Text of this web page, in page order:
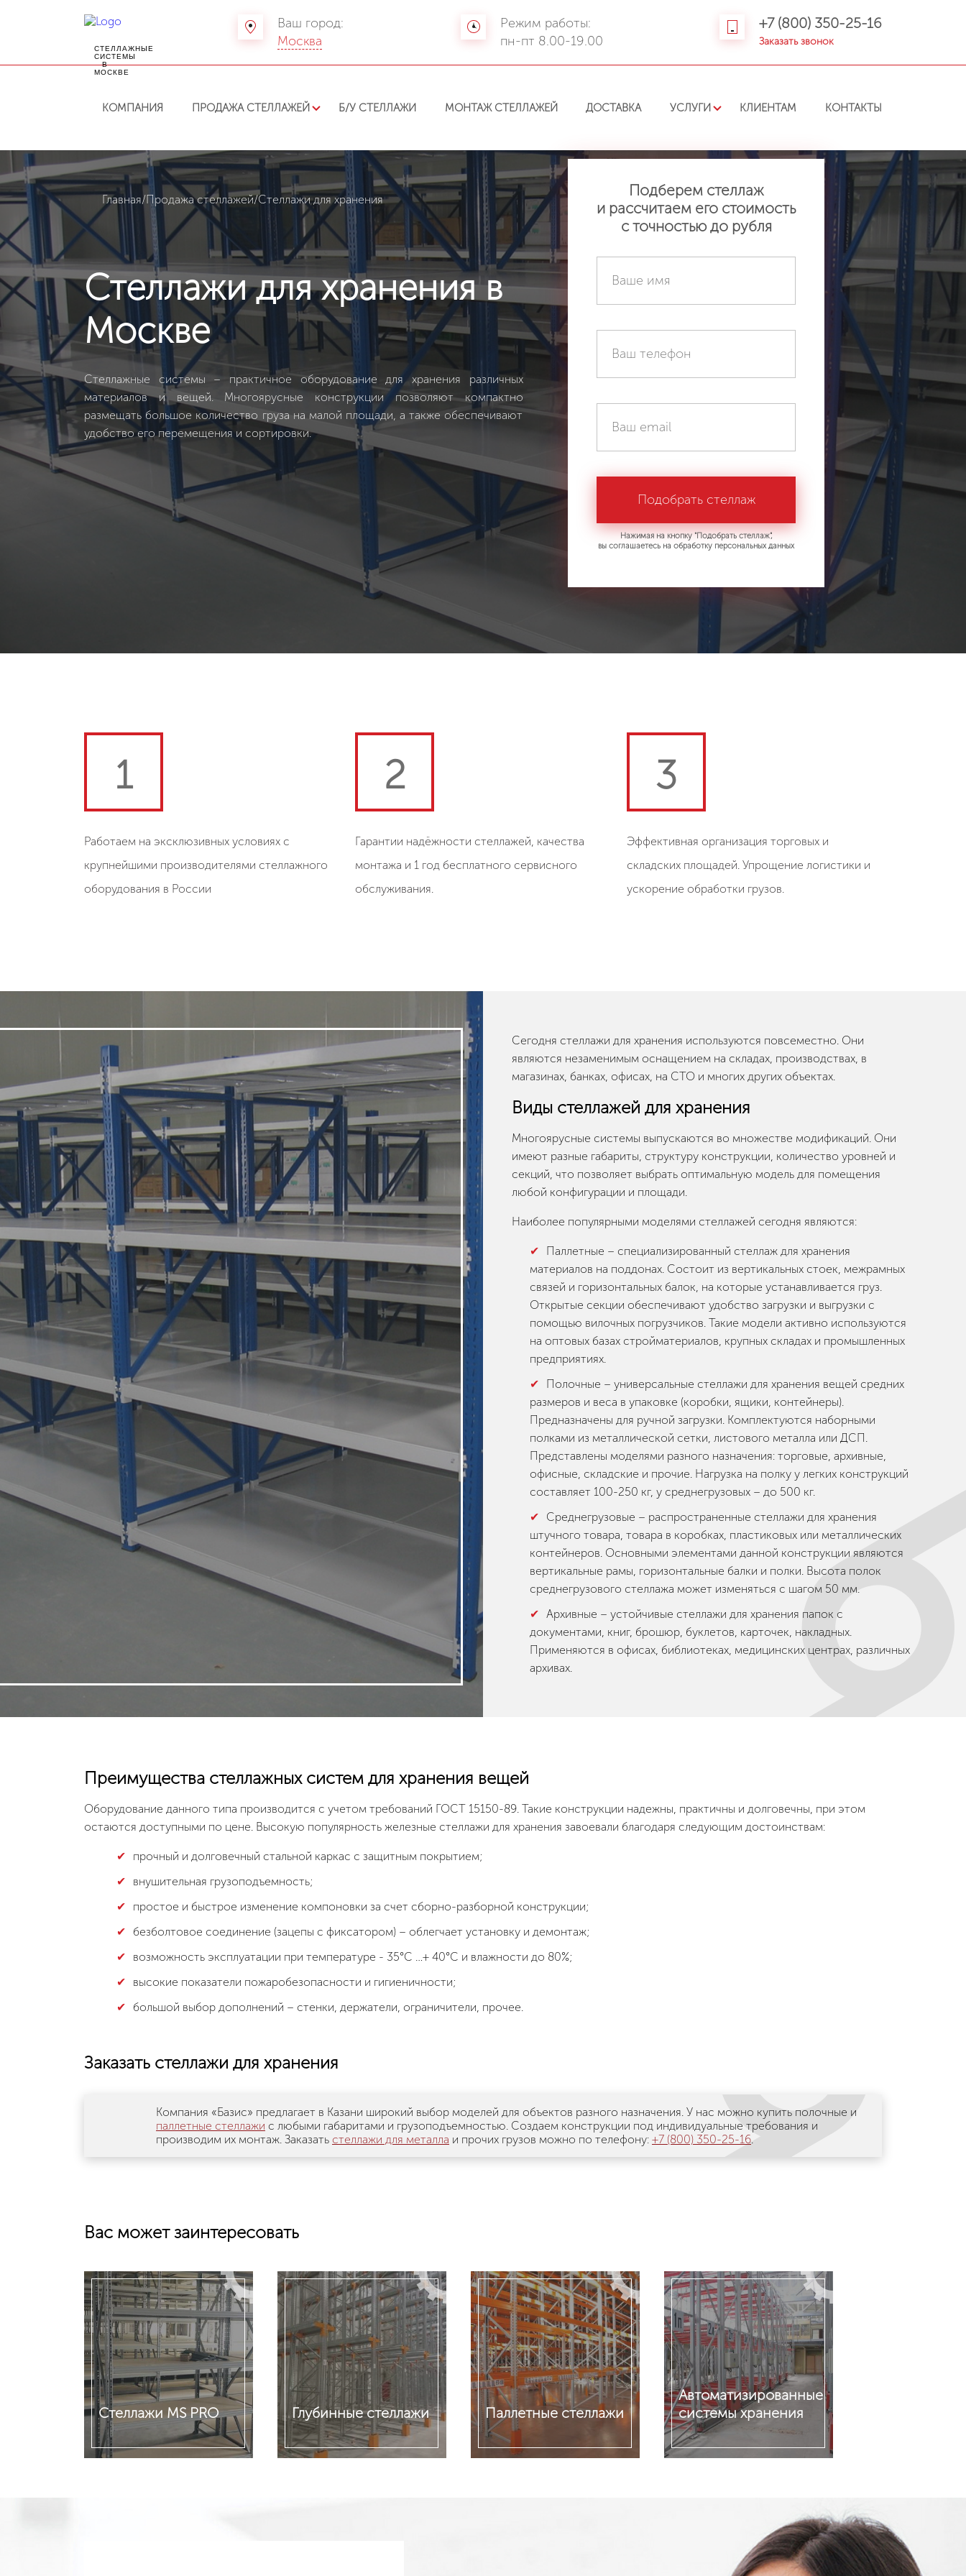
СТЕЛЛАЖНЫЕ
СИСТЕМЫ
В
МОСКВЕ
Ваш город:
Москва
Режим работы:
пн-пт 8.00-19.00
+7 (800) 350-25-16
Заказать звонок
КОМПАНИЯ ПРОДАЖА СТЕЛЛАЖЕЙ Б/У СТЕЛЛАЖИ МОНТАЖ СТЕЛЛАЖЕЙ ДОСТАВКА УСЛУГИ КЛИЕНТАМ КОНТАКТЫ
Главная/Продажа стеллажей/Стеллажи для хранения
Стеллажи для хранения в
Москве
Стеллажные системы – практичное оборудование для хранения различных
материалов и вещей. Многоярусные конструкции позволяют компактно
размещать большое количество груза на малой площади, а также обеспечивают
удобство его перемещения и сортировки.
Подберем стеллаж
и рассчитаем его стоимость
с точностью до рубля
Нажимая на кнопку "Подобрать стеллаж",
вы соглашаетесь на обработку персональных данных
1
Работаем на эксклюзивных условиях с
крупнейшими производителями стеллажного
оборудования в России
2
Гарантии надёжности стеллажей, качества
монтажа и 1 год бесплатного сервисного
обслуживания.
3
Эффективная организация торговых и
складских площадей. Упрощение логистики и
ускорение обработки грузов.
Сегодня стеллажи для хранения используются повсеместно. Они
являются незаменимым оснащением на складах, производствах, в
магазинах, банках, офисах, на СТО и многих других объектах.
Виды стеллажей для хранения
Многоярусные системы выпускаются во множестве модификаций. Они
имеют разные габариты, структуру конструкции, количество уровней и
секций, что позволяет выбрать оптимальную модель для помещения
любой конфигурации и площади.
Наиболее популярными моделями стеллажей сегодня являются:
Паллетные – специализированный стеллаж для хранения
материалов на поддонах. Состоит из вертикальных стоек, межрамных
связей и горизонтальных балок, на которые устанавливается груз.
Открытые секции обеспечивают удобство загрузки и выгрузки с
помощью вилочных погрузчиков. Такие модели активно используются
на оптовых базах стройматериалов, крупных складах и промышленных
предприятиях.
Полочные – универсальные стеллажи для хранения вещей средних
размеров и веса в упаковке (коробки, ящики, контейнеры).
Предназначены для ручной загрузки. Комплектуются наборными
полками из металлической сетки, листового металла или ДСП.
Представлены моделями разного назначения: торговые, архивные,
офисные, складские и прочие. Нагрузка на полку у легких конструкций
составляет 100-250 кг, у среднегрузовых – до 500 кг.
Среднегрузовые – распространенные стеллажи для хранения
штучного товара, товара в коробках, пластиковых или металлических
контейнеров. Основными элементами данной конструкции являются
вертикальные рамы, горизонтальные балки и полки. Высота полок
среднегрузового стеллажа может изменяться с шагом 50 мм.
Архивные – устойчивые стеллажи для хранения папок с
документами, книг, брошюр, буклетов, карточек, накладных.
Применяются в офисах, библиотеках, медицинских центрах, различных
архивах.
Преимущества стеллажных систем для хранения вещей
Оборудование данного типа производится с учетом требований ГОСТ 15150-89. Такие конструкции надежны, практичны и долговечны, при этом
остаются доступными по цене. Высокую популярность железные стеллажи для хранения завоевали благодаря следующим достоинствам:
прочный и долговечный стальной каркас с защитным покрытием;
внушительная грузоподъемность;
простое и быстрое изменение компоновки за счет сборно-разборной конструкции;
безболтовое соединение (зацепы с фиксатором) – облегчает установку и демонтаж;
возможность эксплуатации при температуре - 35°С …+ 40°С и влажности до 80%;
высокие показатели пожаробезопасности и гигиеничности;
большой выбор дополнений – стенки, держатели, ограничители, прочее.
Заказать стеллажи для хранения
Компания «Базис» предлагает в Казани широкий выбор моделей для объектов разного назначения. У нас можно купить полочные и
паллетные стеллажи с любыми габаритами и грузоподъемностью. Создаем конструкции под индивидуальные требования и
производим их монтаж. Заказать стеллажи для металла и прочих грузов можно по телефону: +7 (800) 350-25-16.
Вас может заинтересовать
Стеллажи MS PRO Глубинные стеллажи Паллетные стеллажи
Автоматизированные
системы хранения